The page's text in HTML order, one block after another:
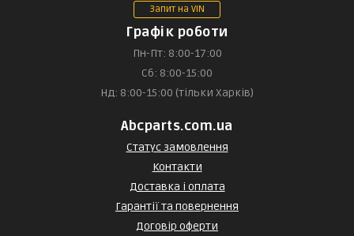
Запит на VIN
Графік роботи
Пн-Пт: 8:00-17:00
Сб: 8:00-15:00
Нд: 8:00-15:00 (тільки Харків)
Abcparts.com.ua
Статус замовлення
Контакти
Доставка і оплата
Гарантії та повернення
Договір оферти